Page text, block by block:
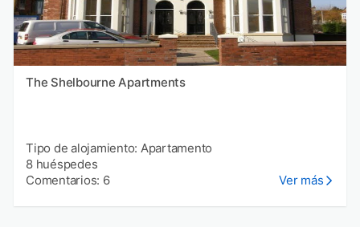
The Shelbourne Apartments
Tipo de alojamiento: Apartamento
8 huéspedes
Comentarios: 6
Ver más